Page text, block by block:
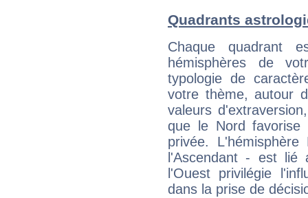
Quadrants
Chaque quadrant
hémisphères de
typologie de
votre thème, autour
valeurs
que le Nord favorise
privée.
l'Ascendant - est
l'Ouest privilégie
dans la prise de